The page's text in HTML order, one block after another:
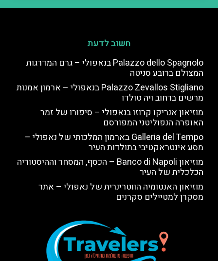
חשוב לדעת
Palazzo dello Spagnolo בנאפולי – גרם המדרגות
המצולם ברובע סניטה
Palazzo Zevallos Stigliano בנאפולי – ארמון אמנות
מרשים ברחוב ויה טולדו
מוזיאון אנריקו קרוזו בנאפולי – סיפורו של זמר
האופרה הנפוליטני המפורסם
Galleria del Tempo בארמון המלכותי של נאפולי –
מסע אינטראקטיבי בתולדות העיר
מוזיאון Banco di Napoli – הכסף, המסחר וההיסטוריה
הכלכלית של העיר
מוזיאון האנטומיה הווטרינרית של נאפולי – אתר
מסקרן למטיילים סקרנים